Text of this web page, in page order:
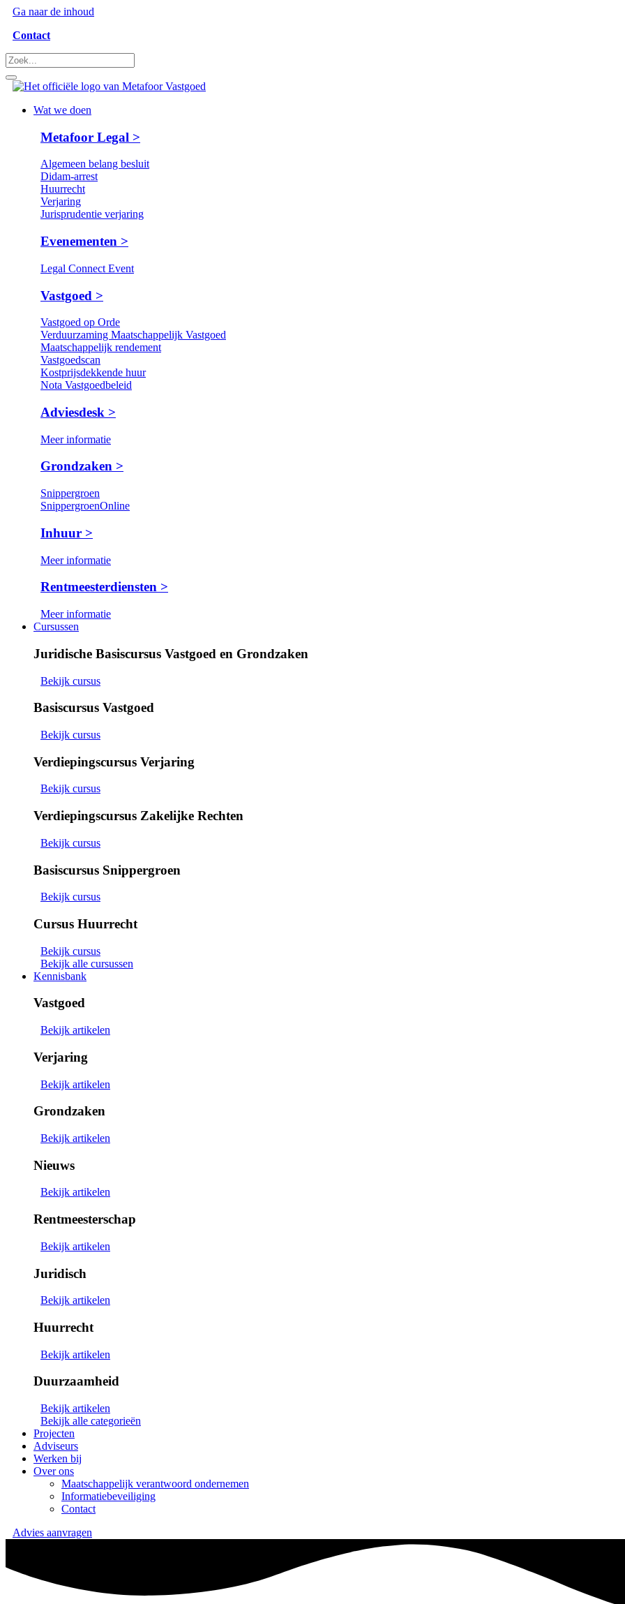
Ga naar de inhoud
Contact
Wat we doen
Metafoor Legal >
Algemeen belang besluit
Didam-arrest
Huurrecht
Verjaring
Jurisprudentie verjaring
Evenementen >
Legal Connect Event
Vastgoed >
Vastgoed op Orde
Verduurzaming Maatschappelijk Vastgoed
Maatschappelijk rendement
Vastgoedscan
Kostprijsdekkende huur
Nota Vastgoedbeleid
Adviesdesk >
Meer informatie
Grondzaken >
Snippergroen
SnippergroenOnline
Inhuur >
Meer informatie
Rentmeesterdiensten >
Meer informatie
Cursussen
Juridische Basiscursus Vastgoed en Grondzaken
Bekijk cursus
Basiscursus Vastgoed
Bekijk cursus
Verdiepingscursus Verjaring
Bekijk cursus
Verdiepingscursus Zakelijke Rechten
Bekijk cursus
Basiscursus Snippergroen
Bekijk cursus
Cursus Huurrecht
Bekijk cursus
Bekijk alle cursussen
Kennisbank
Vastgoed
Bekijk artikelen
Verjaring
Bekijk artikelen
Grondzaken
Bekijk artikelen
Nieuws
Bekijk artikelen
Rentmeesterschap
Bekijk artikelen
Juridisch
Bekijk artikelen
Huurrecht
Bekijk artikelen
Duurzaamheid
Bekijk artikelen
Bekijk alle categorieën
Projecten
Adviseurs
Werken bij
Over ons
Maatschappelijk verantwoord ondernemen
Informatiebeveiliging
Contact
Advies aanvragen